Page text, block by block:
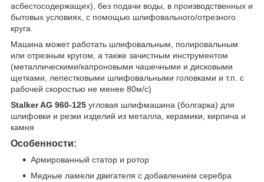
асбестосодержащих), без подачи воды, в производственных и
бытовых условиях, с помощью шлифовального/отрезного
круга.
Машина может работать шлифовальным, полировальным
или отрезным кругом, а также зачистным инструментом
(металлическими/капроновыми чашечными и дисковыми
щетками, лепестковыми шлифовальными головками и т.п. с
рабочей скоростью не менее 80м/с)
Stalker AG 960-125 угловая шлифмашина (болгарка) для
шлифовки и резки изделий из металла, керамики, кирпича и
камня
Особенности:
Армированный статор и ротор
Медные ламели двигателя с добавлением серебра